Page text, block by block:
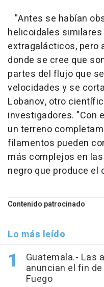
"Antes se habían
helicoidales
extragalácticos, pero
donde se cree que
partes del flujo que
velocidades y se
Lobanov, otro
investigadores. "Con
un terreno
filamentos pueden
más complejos en
negro que produce el
Contenido patrocinado
Lo más leído
Guatemala.- Las
anuncian el fin
Fuego